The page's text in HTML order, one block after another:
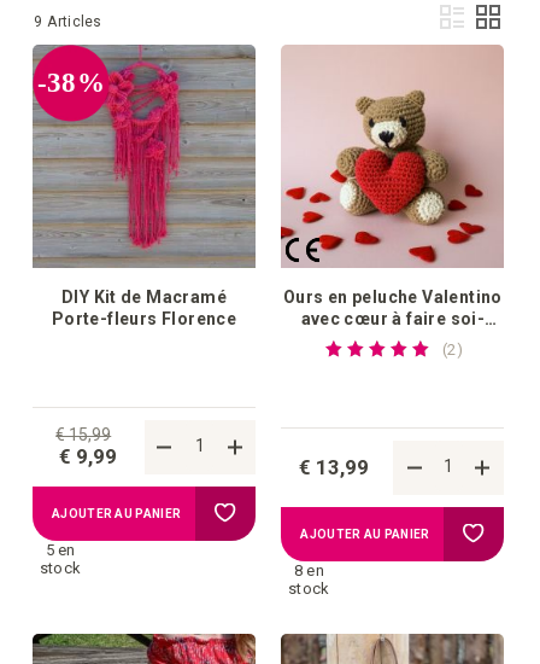
Grille
Liste
9 Articles
-38%
DIY Kit de Macramé
Porte-fleurs Florence
€ 15,99
€ 9,99
5 en
stock
AJOUTER AU PANIER Ajouter
Ours en peluche Valentino
avec cœur à faire soi-
même au crochet
Notation:
2
€ 13,99
8 en
stock
AJOUTER AU PANIER Ajouter
la